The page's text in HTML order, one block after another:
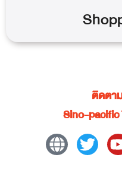
ติดตา
Sino-pacific